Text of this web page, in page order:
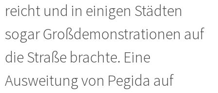
reicht und in einigen Städten
sogar Großdemonstrationen auf
die Straße brachte. Eine
Ausweitung von Pegida auf